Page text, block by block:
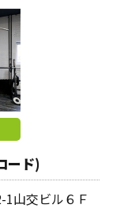
ード)
山交ビル６Ｆ